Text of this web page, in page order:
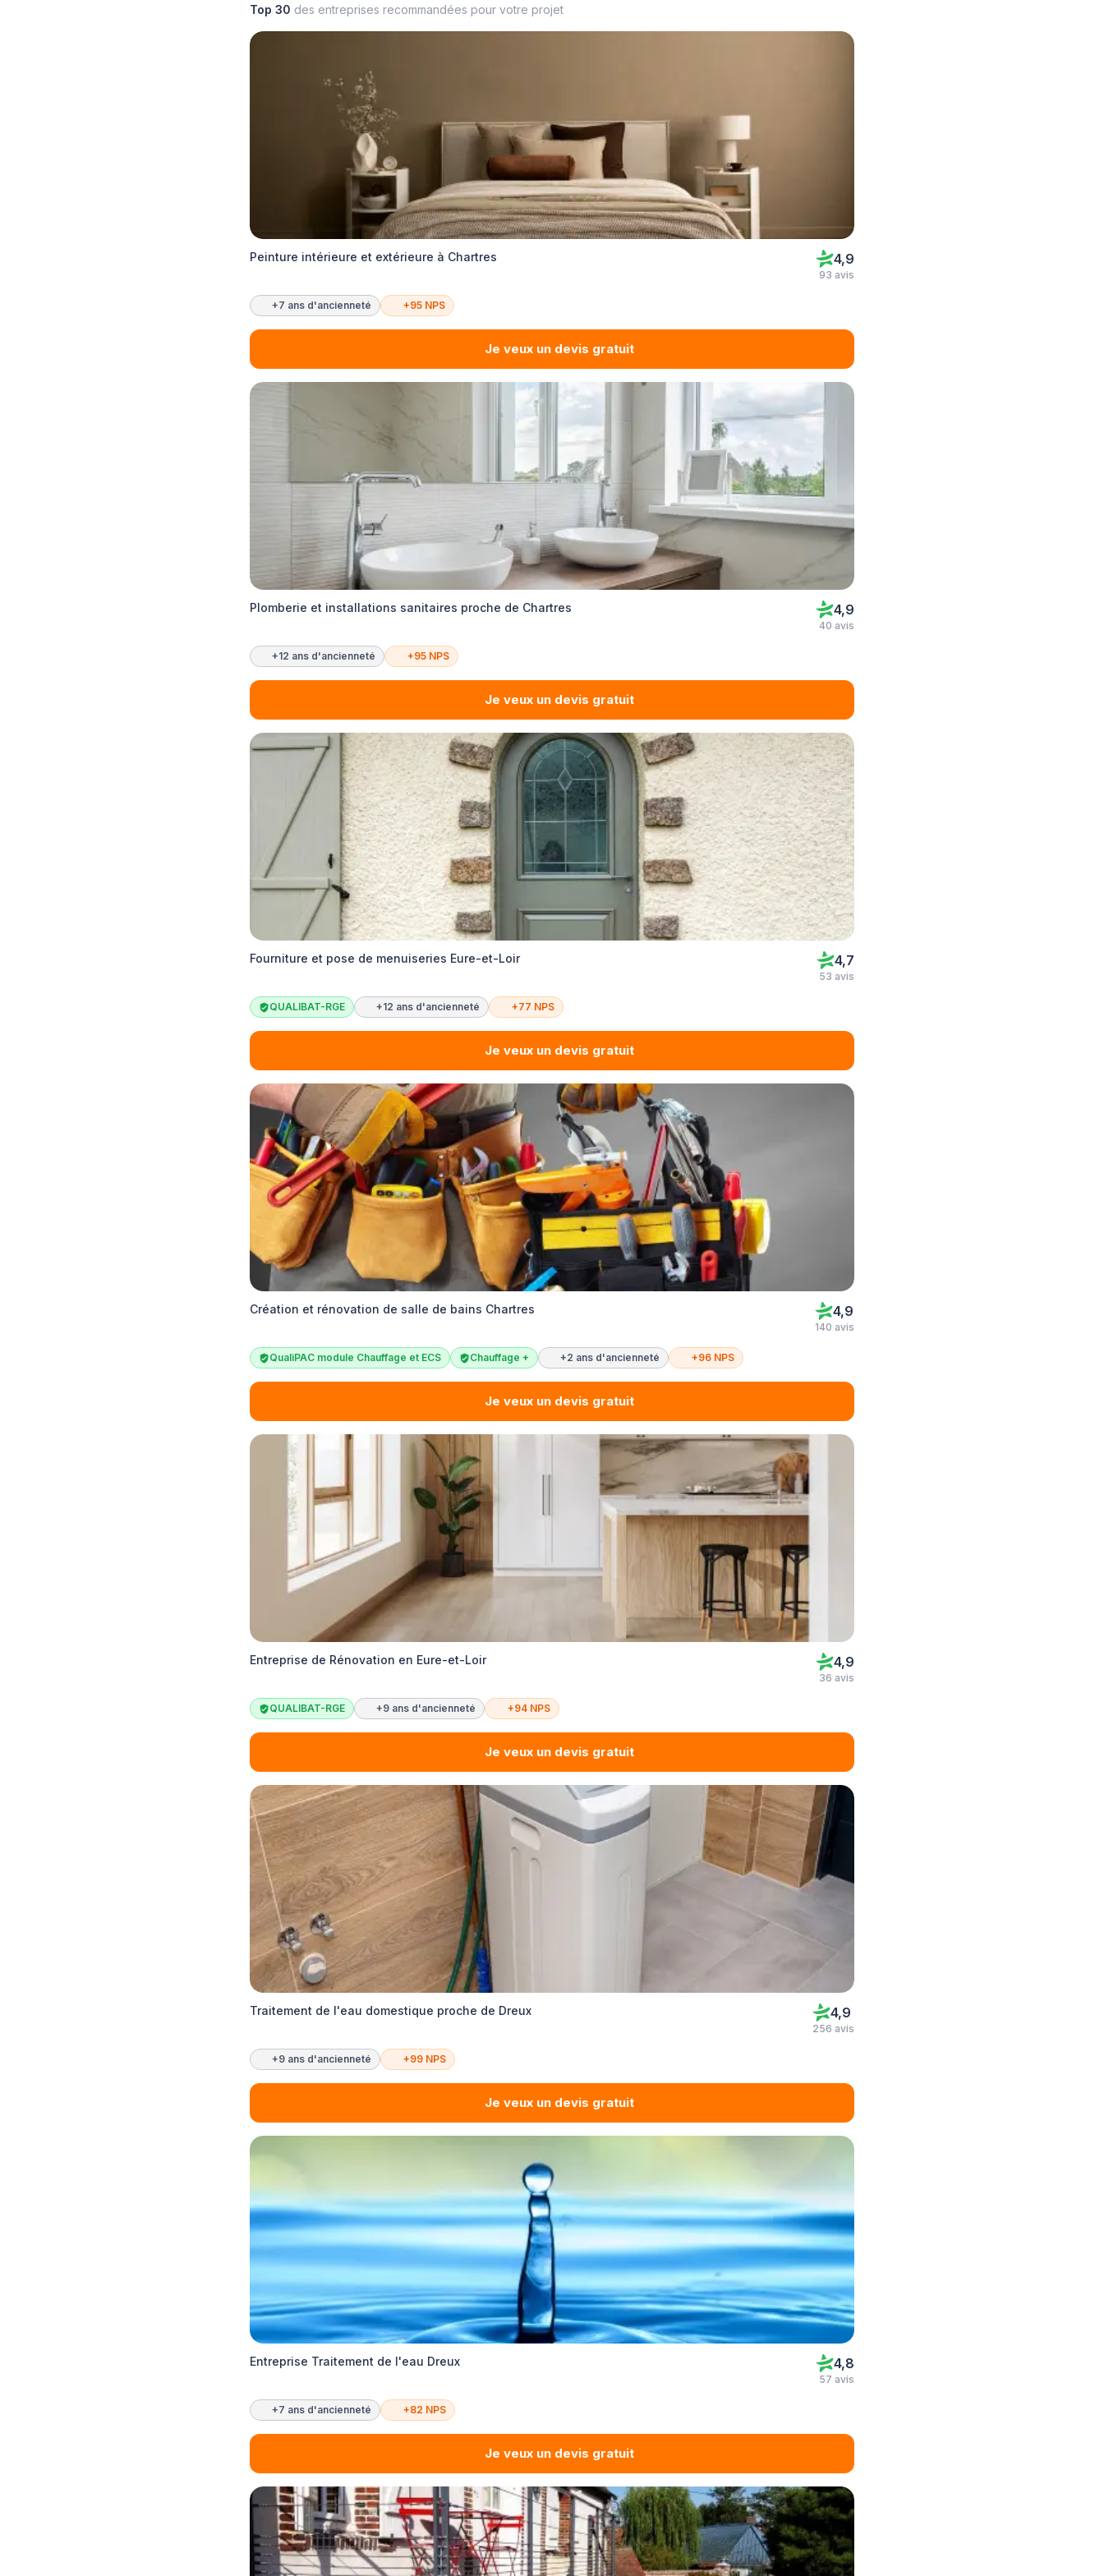
Top 30 des entreprises recommandées pour votre projet
Peinture intérieure et extérieure à Chartres 4,9
93 avis
+7 ans d'ancienneté +95 NPS
Je veux un devis gratuit
Plomberie et installations sanitaires proche de Chartres 4,9
40 avis
+12 ans d'ancienneté +95 NPS
Je veux un devis gratuit
Fourniture et pose de menuiseries Eure-et-Loir 4,7
53 avis
QUALIBAT-RGE +12 ans d'ancienneté +77 NPS
Je veux un devis gratuit
Création et rénovation de salle de bains Chartres 4,9
140 avis
QualiPAC module Chauffage et ECS Chauffage + +2 ans d'ancienneté +96 NPS
Je veux un devis gratuit
Entreprise de Rénovation en Eure-et-Loir 4,9
36 avis
QUALIBAT-RGE +9 ans d'ancienneté +94 NPS
Je veux un devis gratuit
Traitement de l'eau domestique proche de Dreux 4,9
256 avis
+9 ans d'ancienneté +99 NPS
Je veux un devis gratuit
Entreprise Traitement de l'eau Dreux 4,8
57 avis
+7 ans d'ancienneté +82 NPS
Je veux un devis gratuit